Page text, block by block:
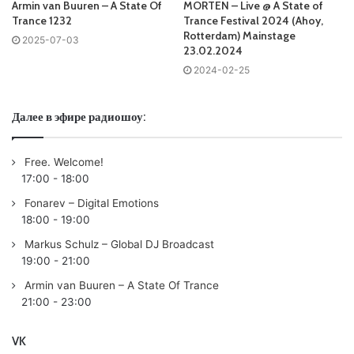
Armin van Buuren - A State Of Trance
Запись выпусков
Tracklist:
No playlist
Armin van Buurenplayed:
Tune Of The Week:
01Armin van Buuren
Armin van Buuren – A State Of
Trance 1232
2025-07-03
MORTEN – Live @ A State of
Trance Festival 2024 (Ahoy,
Rotterdam) Mainstage
23.02.2024
2024-02-25
Далее в эфире радиошоу:
Free. Welcome!
17:00 - 18:00
Fonarev – Digital Emotions
18:00 - 19:00
Markus Schulz – Global DJ Broadcast
19:00 - 21:00
Armin van Buuren – A State Of Trance
21:00 - 23:00
VK